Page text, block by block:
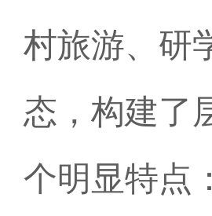
村旅游、研
态，构建了
个明显特点